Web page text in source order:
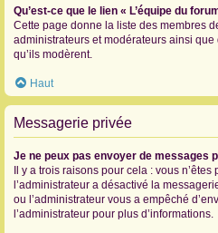
Qu’est-ce que le lien « L’équipe du
Cette page donne la liste des membres
administrateurs et modérateurs ainsi que
qu’ils modèrent.
Haut
Messagerie privée
Je ne peux pas envoyer de messages
Il y a trois raisons pour cela : vous
l’administrateur a désactivé la
ou l’administrateur vous a empêché
l’administrateur pour plus d’informations.